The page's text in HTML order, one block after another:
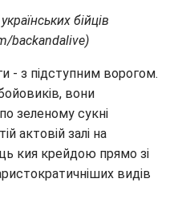
бійців
backandalive)
- з підступним ворогом.
вони
зеленому сукні
актовій залі на
кия крейдою прямо зі
видів